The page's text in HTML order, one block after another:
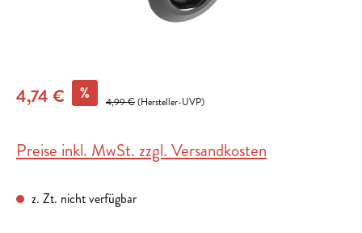
4,74 € % 4,99 €(Hersteller-UVP)
Preise inkl. MwSt. zzgl. Versandkosten
z. Zt. nicht verfügbar